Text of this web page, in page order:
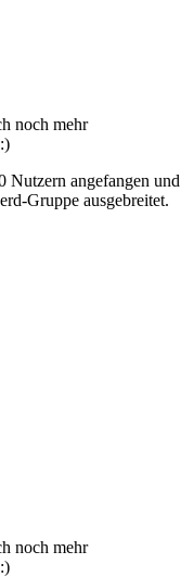
noch mehr
Nutzern angefangen und
Gruppe ausgebreitet.
noch mehr